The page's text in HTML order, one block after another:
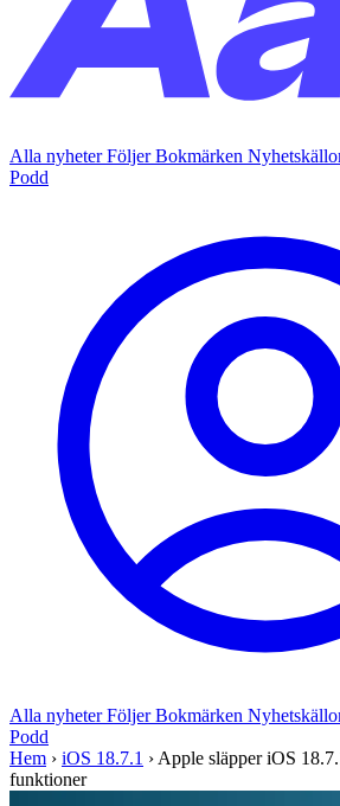
Alla nyheterFöljerBokmärken
Podd
Alla nyheterFöljerBokmärken
Podd
Hem › iOS 18.7.1 › Apple släpper iOS
funktioner